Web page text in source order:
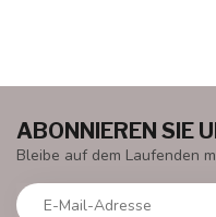
ABONNIEREN SIE
Bleibe auf dem Laufenden